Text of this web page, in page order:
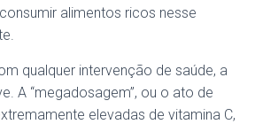
alimentos ricos nesse
qualquer intervenção de saúde, a
A “megadosagem”, ou o ato de
elevadas de vitamina C,